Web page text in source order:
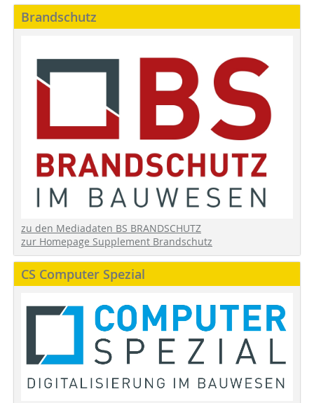
Brandschutz
zu den Mediadaten BS BRANDSCHUTZ
zur Homepage Supplement Brandschutz
CS Computer Spezial